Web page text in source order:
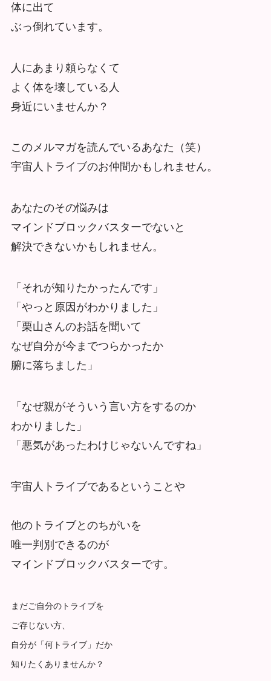
体に出て
ぶっ倒れています。
人にあまり頼らなくて
よく体を壊している人
身近にいませんか？
このメルマガを読んでいるあなた（笑）
宇宙人トライブのお仲間かもしれません。
あなたのその悩みは
マインドブロックバスターでないと
解決できないかもしれません。
「それが知りたかったんです」
「やっと原因がわかりました」
「栗山さんのお話を聞いて
なぜ自分が今までつらかったか
腑に落ちました」
「なぜ親がそういう言い方をするのか
わかりました」
「悪気があったわけじゃないんですね」
宇宙人トライブであるということや
他のトライブとのちがいを
唯一判別できるのが
マインドブロックバスターです。
まだご自分のトライブを
ご存じない方、
自分が「何トライブ」だか
知りたくありませんか？